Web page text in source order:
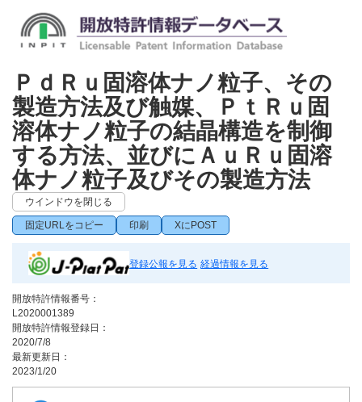
ＰｄＲｕ固溶体ナノ粒子、その
製造方法及び触媒、ＰｔＲｕ固
溶体ナノ粒子の結晶構造を制御
する方法、並びにＡｕＲｕ固溶
体ナノ粒子及びその製造方法
ウインドウを閉じる
固定URLをコピー 印刷 XにPOST
登録公報を見る 経過情報を見る
開放特許情報番号：
L2020001389
開放特許情報登録日：
2020/7/8
最新更新日：
2023/1/20